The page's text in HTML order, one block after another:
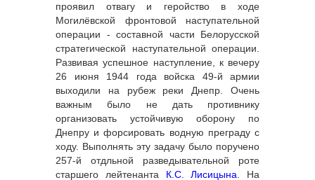
проявил отвагу и геройство в ходе
Могилёвской фронтовой наступательной
операции - составной части Белорусской
стратегической наступательной операции.
Развивая успешное наступление, к вечеру
26 июня 1944 года войска 49-й армии
выходили на рубеж реки Днепр. Очень
важным было не дать противнику
организовать устойчивую оборону по
Днепру и форсировать водную преграду с
ходу. Выполнять эту задачу было поручено
257-й отдльной разведывательной роте
старшего лейтенанта К.С. Лисицына . На